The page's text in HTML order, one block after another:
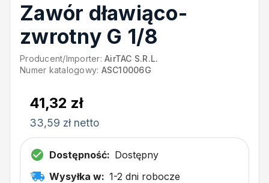
Zawór dławiąco-
zwrotny G 1/8
Producent/Importer: AirTAC S.R.L.
Numer katalogowy: ASC10006G
41,32 zł
33,59 zł netto
Dostępność: Dostępny
Wysyłka w: 1-2 dni robocze